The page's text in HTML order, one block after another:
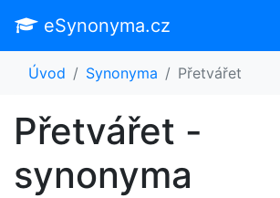
eSynonyma.cz
Úvod Synonyma Přetvářet
Přetvářet -
synonyma